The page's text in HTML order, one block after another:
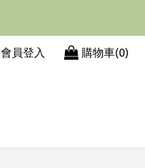
會員登入 購物車(0)